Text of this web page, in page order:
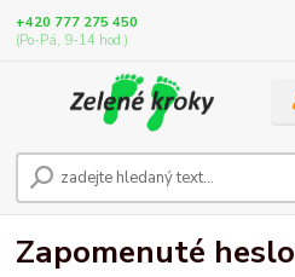
+420 777 275 450
(Po-Pá, 9-14 hod.)
Zapomenuté heslo